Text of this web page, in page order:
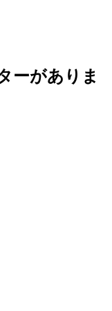
ーがありま